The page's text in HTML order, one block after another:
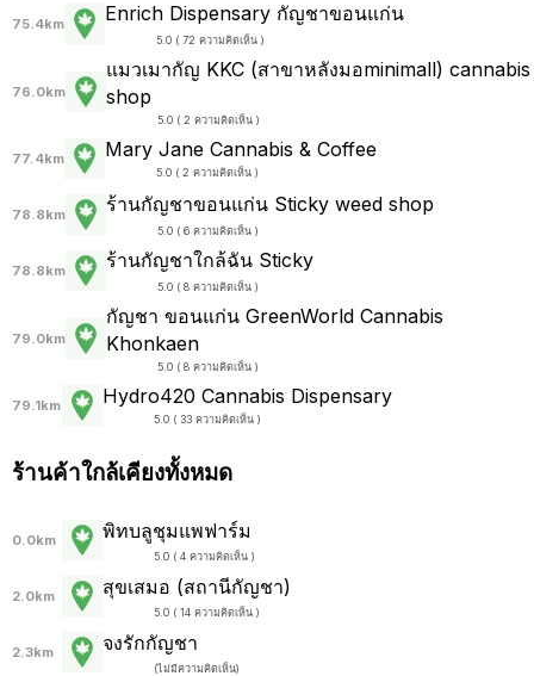
75.4km Enrich Dispensary กัญชาขอนแก่น
5.0 ( 72 ความคิดเห็น )
76.0km
แมวเมากัญ KKC (สาขาหลังมอminimall) cannabis
shop
5.0 ( 2 ความคิดเห็น )
77.4km Mary Jane Cannabis & Coffee
5.0 ( 2 ความคิดเห็น )
78.8km ร้านกัญชาขอนแก่น Sticky weed shop
5.0 ( 6 ความคิดเห็น )
78.8km ร้านกัญชาใกล้ฉัน Sticky
5.0 ( 8 ความคิดเห็น )
79.0km
กัญชา ขอนแก่น GreenWorld Cannabis
Khonkaen
5.0 ( 8 ความคิดเห็น )
79.1km Hydro420 Cannabis Dispensary
5.0 ( 33 ความคิดเห็น )
ร้านค้าใกล้เคียงทั้งหมด
0.0km พิทบลูชุมแพฟาร์ม
5.0 ( 4 ความคิดเห็น )
2.0km สุขเสมอ (สถานีกัญชา)
5.0 ( 14 ความคิดเห็น )
2.3km จงรักกัญชา
(ไม่มีความคิดเห็น)